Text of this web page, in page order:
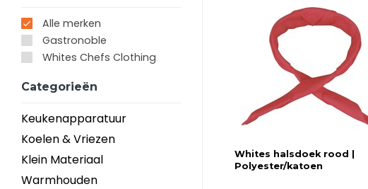
Alle merken
Gastronoble
Whites Chefs Clothing
Categorieën
Keukenapparatuur
Koelen & Vriezen
Klein Materiaal
Warmhouden
Whites halsdoek rood |
Polyester/katoen